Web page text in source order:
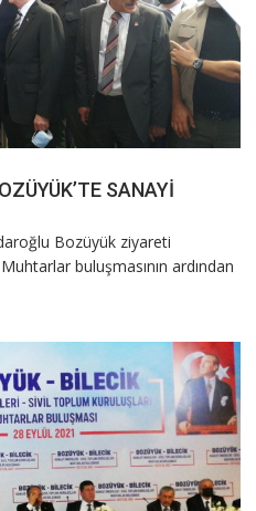
SANAYİ
Bozüyük ziyareti
buluşmasının ardından